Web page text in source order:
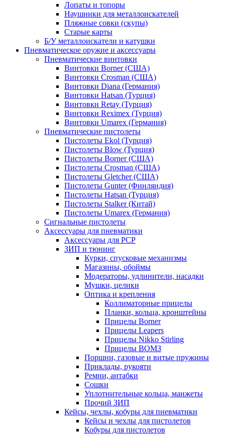
Лопаты и топоры
Наушники для металлоискателей
Пляжные совки (скупы)
Старые карты
Б/У металлоискатели и катушки
Пневматическое оружие и аксессуары
Пневматические винтовки
Винтовки Borner (США)
Винтовки Crosman (США)
Винтовки Diana (Германия)
Винтовки Hatsan (Турция)
Винтовки Retay (Турция)
Винтовки Reximex (Турция)
Винтовки Umarex (Германия)
Пневматические пистолеты
Пистолеты Ekol (Турция)
Пистолеты Blow (Турция)
Пистолеты Borner (США)
Пистолеты Crosman (США)
Пистолеты Gletcher (США)
Пистолеты Gunter (Финляндия)
Пистолеты Hatsan (Турция)
Пистолеты Stalker (Китай)
Пистолеты Umarex (Германия)
Сигнальные пистолеты
Аксессуары для пневматики
Аксессуары для PCP
ЗИП и тюнинг
Курки, спусковые механизмы
Магазины, обоймы
Модераторы, удлинители, насадки
Мушки, целики
Оптика и крепления
Коллиматорные прицелы
Планки, кольца, кронштейны
Прицелы Borner
Прицелы Leapers
Прицелы Nikko Stirling
Прицелы ВОМЗ
Поршни, газовые и витые пружины
Приклады, рукояти
Ремни, антабки
Сошки
Уплотнительные кольца, манжеты
Прочий ЗИП
Кейсы, чехлы, кобуры для пневматики
Кейсы и чехлы для пистолетов
Кобуры для пистолетов